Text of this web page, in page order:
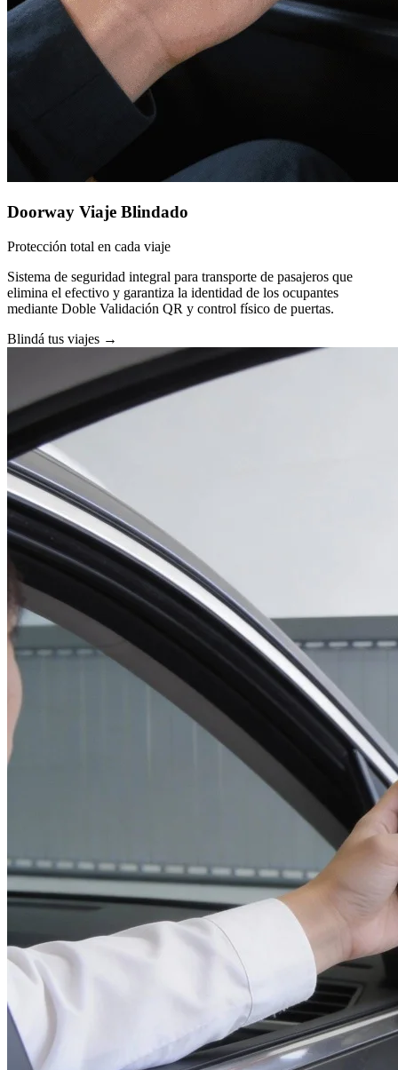
Doorway Viaje Blindado
Protección total en cada viaje
Sistema de seguridad integral para transporte de pasajeros que
elimina el efectivo y garantiza la identidad de los ocupantes
mediante Doble Validación QR y control físico de puertas.
Blindá tus viajes →